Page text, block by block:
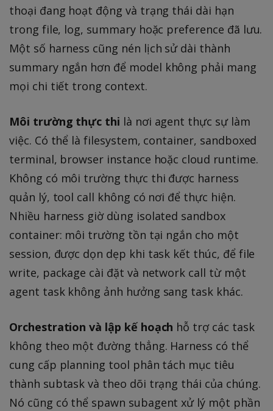
thoại đang hoạt động và trạng thái dài hạn
trong file, log, summary hoặc preference đã lưu.
Một số harness cũng nén lịch sử dài thành
summary ngắn hơn để model không phải mang
mọi chi tiết trong context.
Môi trường thực thi là nơi agent thực sự làm
việc. Có thể là filesystem, container, sandboxed
terminal, browser instance hoặc cloud runtime.
Không có môi trường thực thi được harness
quản lý, tool call không có nơi để thực hiện.
Nhiều harness giờ dùng isolated sandbox
container: môi trường tồn tại ngắn cho một
session, được dọn dẹp khi task kết thúc, để file
write, package cài đặt và network call từ một
agent task không ảnh hưởng sang task khác.
Orchestration và lập kế hoạch hỗ trợ các task
không theo một đường thẳng. Harness có thể
cung cấp planning tool phân tách mục tiêu
thành subtask và theo dõi trạng thái của chúng.
Nó cũng có thể spawn subagent xử lý một phần